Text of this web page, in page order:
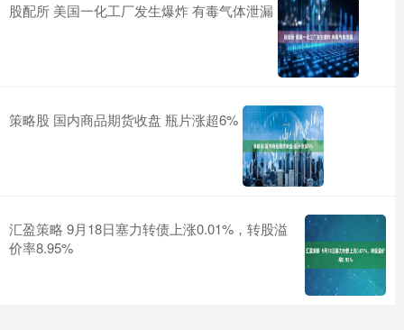
股配所 美国一化工厂发生爆炸 有毒气体泄漏
策略股 国内商品期货收盘 瓶片涨超6%
汇盈策略 9月18日塞力转债上涨0.01%，转股溢
价率8.95%